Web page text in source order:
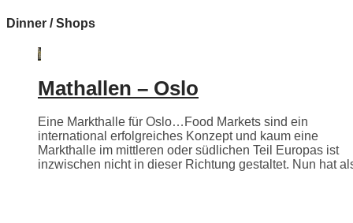
Dinner / Shops
Mathallen – Oslo
Eine Markthalle für Oslo…Food Markets sind ein
international erfolgreiches Konzept und kaum eine
Markthalle im mittleren oder südlichen Teil Europas ist
inzwischen nicht in dieser Richtung gestaltet. Nun hat